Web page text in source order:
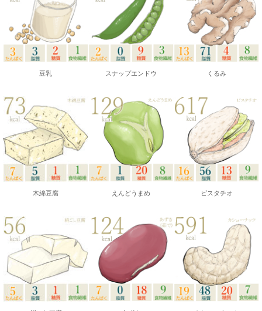
豆乳
木綿豆腐
スナップエンドウ
えんどうまめ
くるみ
ピスタチオ